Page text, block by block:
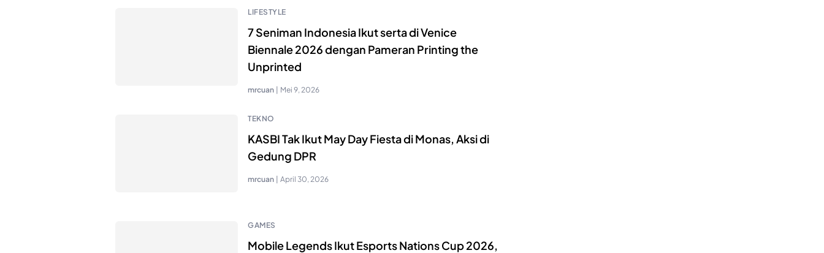
LIFESTYLE
7 Seniman Indonesia Ikut serta di Venice
Biennale 2026 dengan Pameran Printing the
Unprinted
mrcuan | Mei 9, 2026
TEKNO
KASBI Tak Ikut May Day Fiesta di Monas, Aksi di
Gedung DPR
mrcuan | April 30, 2026
GAMES
Mobile Legends Ikut Esports Nations Cup 2026,